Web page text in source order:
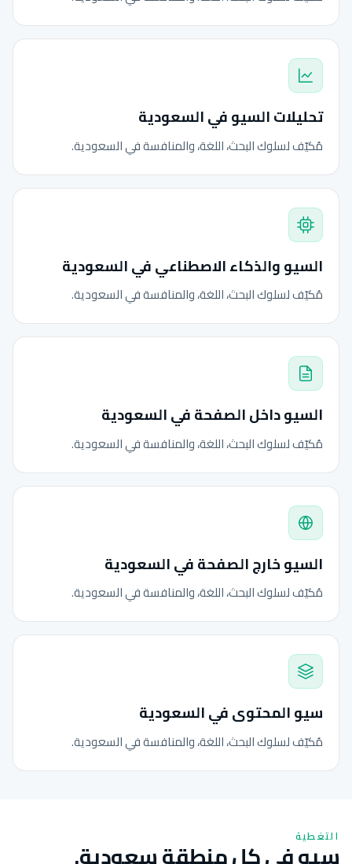
تحليلات السيو في السعودية
مُكيّف لسلوك البحث، اللغة، والمنافسة في السعودية.
السيو والذكاء الاصطناعي في السعودية
مُكيّف لسلوك البحث، اللغة، والمنافسة في السعودية.
السيو داخل الصفحة في السعودية
مُكيّف لسلوك البحث، اللغة، والمنافسة في السعودية.
السيو خارج الصفحة في السعودية
مُكيّف لسلوك البحث، اللغة، والمنافسة في السعودية.
سيو المحتوى في السعودية
مُكيّف لسلوك البحث، اللغة، والمنافسة في السعودية.
التغطية
سيو في كل منطقة سعودية.